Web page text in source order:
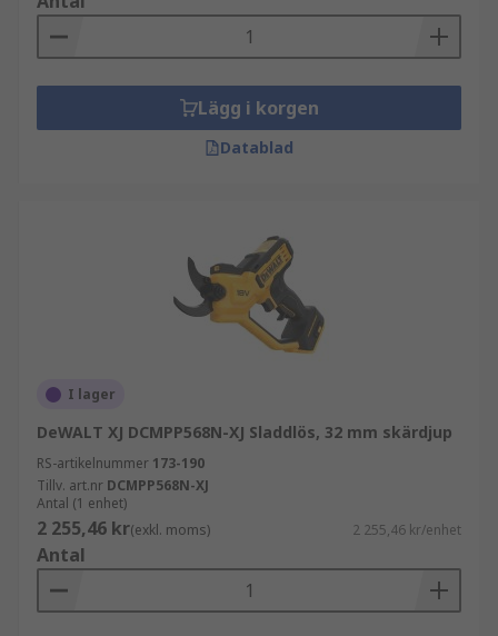
Lägg i korgen
Datablad
I lager
DeWALT XJ DCMPP568N-XJ Sladdlös, 32 mm skärdjup
RS-artikelnummer 173-190
Tillv. art.nr DCMPP568N-XJ
Antal (1 enhet)
2 255,46 kr(exkl. moms) 2 255,46 kr/enhet
Antal